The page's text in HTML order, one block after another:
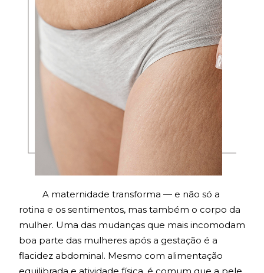
GUIA DA CIRURGIA PLÁSTICA
MÍDIA
A maternidade transforma — e não só a
rotina e os sentimentos, mas também o corpo da
mulher. Uma das mudanças que mais incomodam
boa parte das mulheres após a gestação é a
flacidez abdominal. Mesmo com alimentação